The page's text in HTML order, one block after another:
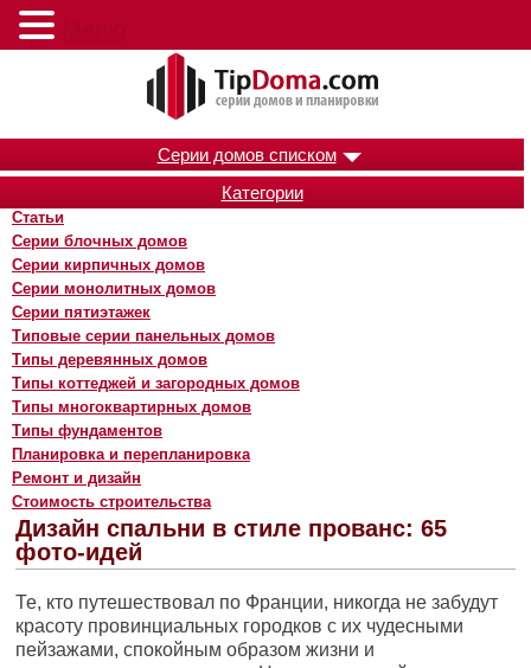
Серии домов списком
Категории
Статьи
Серии блочных домов
Серии кирпичных домов
Серии монолитных домов
Серии пятиэтажек
Типовые серии панельных домов
Типы деревянных домов
Типы коттеджей и загородных домов
Типы многоквартирных домов
Типы фундаментов
Планировка и перепланировка
Ремонт и дизайн
Стоимость строительства
Дизайн спальни в стиле прованс: 65
фото-идей
Те, кто путешествовал по Франции, никогда не забудут
красоту провинциальных городков с их чудесными
пейзажами, спокойным образом жизни и